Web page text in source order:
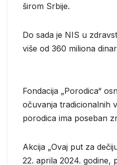
širom Srbije.
Do sada je NIS u
više od 360 miliona
Fondacija „Porodica“
očuvanja tradicionalnih
porodica ima poseban
Akcija „Ovaj put za
22. aprila 2024. godine,